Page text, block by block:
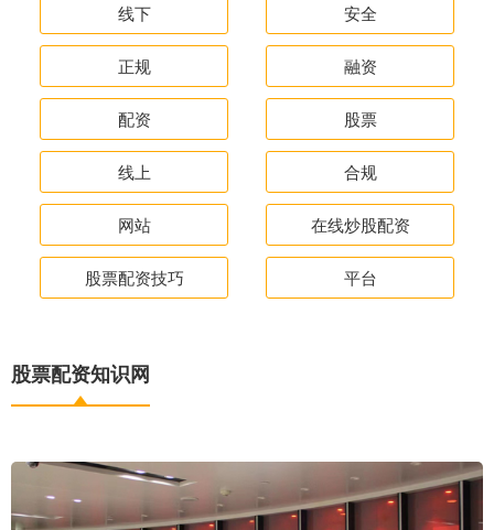
线下 安全
正规 融资
配资 股票
线上 合规
网站 在线炒股配资
股票配资技巧 平台
股票配资知识网